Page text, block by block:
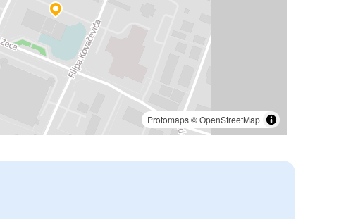
Protomaps©OpenStreetMap